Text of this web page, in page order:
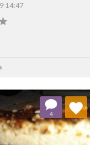
14:47
4
do ulubionych
Wybierz listę: